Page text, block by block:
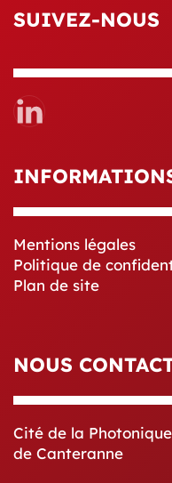
SUIVEZ-NOUS
Mentions légales
Politique de
Plan de site
NOUS
Cité de la
de Canteranne